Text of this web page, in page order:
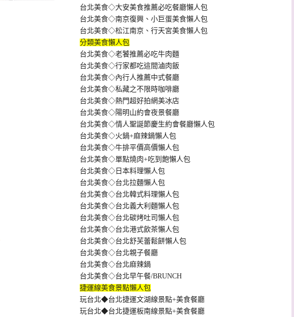
台北美食◇大安美食推薦必吃餐廳懶人包
台北美食◇南京復興、小巨蛋美食懶人包
台北美食◇松江南京、行天宮美食懶人包
分類美食懶人包
台北美食◇老饕推薦必吃牛肉麵
台北美食◇行家都吃這間滷肉飯
台北美食◇內行人推薦中式餐廳
台北美食◇私藏之不限時咖啡廳
台北美食◇熱門超好拍網美冰店
台北美食◇陽明山約會夜景餐廳
台北美食◇情人聖誕節慶生約會餐廳懶人包
台北美食◇火鍋+麻辣鍋懶人包
台北美食◇牛排平價高價懶人包
台北美食◇單點燒肉+吃到飽懶人包
台北美食◇日本料理懶人包
台北美食◇台北拉麵懶人包
台北美食◇台北韓式料理懶人包
台北美食◇台北義大利麵懶人包
台北美食◇台北碳烤吐司懶人包
台北美食◇台北港式飲茶懶人包
台北美食◇台北舒芙蕾鬆餅懶人包
台北美食◇台北親子餐廳
台北美食◇台北麻辣鍋
台北美食◇台北早午餐/BRUNCH
捷運線美食景點懶人包
玩台北◆台北捷運文湖線景點+美食餐廳
玩台北◆台北捷運板南線景點+美食餐廳